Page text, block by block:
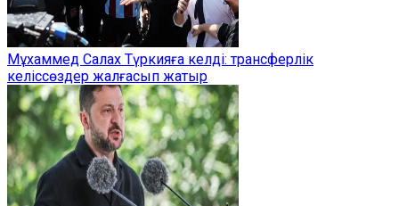
Мұхаммед Салах Түркияға келді: трансферлік
келіссөздер жалғасып жатыр